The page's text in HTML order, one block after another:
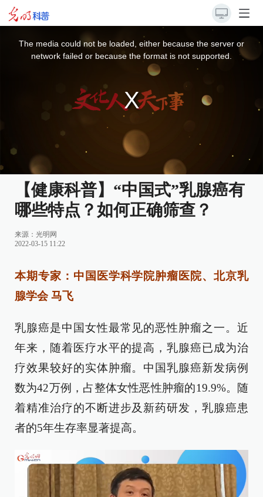
The media could not be loaded, either because the server or
network failed or because the format is not supported.
【健康科普】“中国式”乳腺癌有
哪些特点？如何正确筛查？
来源： 光明网
2022-03-15 11:22
本期专家：中国医学科学院肿瘤医院、北京乳
腺学会 马飞
乳腺癌是中国女性最常见的恶性肿瘤之一。近
年来，随着医疗水平的提高，乳腺癌已成为治
疗效果较好的实体肿瘤。中国乳腺癌新发病例
数为42万例，占整体女性恶性肿瘤的19.9%。随
着精准治疗的不断进步及新药研发，乳腺癌患
者的5年生存率显著提高。